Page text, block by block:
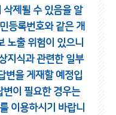
삭제될 수 있음을 알
등록번호와 같은 개
노출 위험이 있으니
지식과 관련한 일부
변을 게재할 예정입
이 필요한 경우는
이용하시기 바랍니